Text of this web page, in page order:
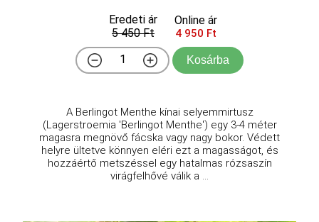
Eredeti ár
5 450 Ft
Online ár
4 950 Ft
Kosárba
A Berlingot Menthe kínai selyemmirtusz
(Lagerstroemia 'Berlingot Menthe') egy 3-4 méter
magasra megnövő fácska vagy nagy bokor. Védett
helyre ültetve könnyen eléri ezt a magasságot, és
hozzáértő metszéssel egy hatalmas rózsaszín
virágfelhővé válik a ...